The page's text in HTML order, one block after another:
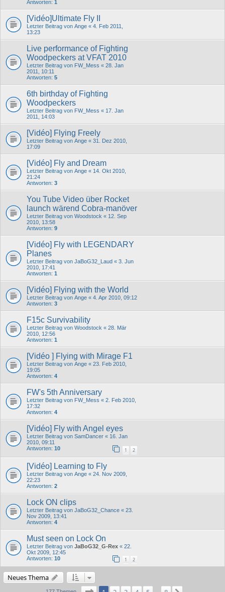
Antworten: 1
[Vidéo]Ultimate Fly II
Letzter Beitrag von Ange « 4. Feb 2011,
13:23
Live performance of Fighting
Woodpeckers at VFAT 2010
Letzter Beitrag von FW_Mess « 28. Jan
2011, 10:11
Antworten: 5
6th birthday of Fighting
Woodpeckers
Letzter Beitrag von FW_Mess « 17. Jan
2011, 14:03
[Vidéo] Flying Freely
Letzter Beitrag von Ange « 31. Dez 2010,
17:09
[Vidéo] Fly and Dream
Letzter Beitrag von Ange « 14. Okt 2010,
21:24
Antworten: 3
You Tube Video über Rocket
launch wärend Cobra-manöver
Letzter Beitrag von Woodstock « 12. Sep
2010, 13:58
Antworten: 9
[Vidéo] Fly with LEGENDARY
Planes
Letzter Beitrag von JaBoG32_Laud « 3. Jun
2010, 17:41
Antworten: 1
[Vidéo] Flying with the World
Letzter Beitrag von Ange « 4. Apr 2010, 09:12
Antworten: 3
F15c Survivability
Letzter Beitrag von Woodstock « 28. Mär
2010, 12:56
Antworten: 1
[Vidéo ] Flying with Mirage F1
Letzter Beitrag von Ange « 23. Feb 2010,
19:05
Antworten: 4
FW's 5th Anniversary
Letzter Beitrag von FW_Mess « 2. Feb 2010,
17:32
Antworten: 4
[Vidéo] Fly with Angel eyes
Letzter Beitrag von SamDancer « 16. Jan
2010, 09:11
Antworten: 10 1 2
[Vidéo] Learning to Fly
Letzter Beitrag von Ange « 24. Nov 2009,
22:23
Antworten: 2
Lock ON clips
Letzter Beitrag von JaBoG32_Chance « 23.
Nov 2009, 13:41
Antworten: 4
Must seen on Lock On
Letzter Beitrag von JaBoG32_G-Rex « 22.
Okt 2009, 12:45
Antworten: 10 1 2
Neues Thema